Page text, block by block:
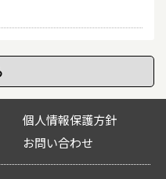
個人情報保護方針
お問い合わせ